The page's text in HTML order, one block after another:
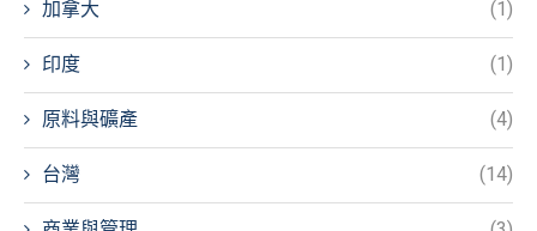
加拿大 (1)
印度 (1)
原料與礦產 (4)
台灣 (14)